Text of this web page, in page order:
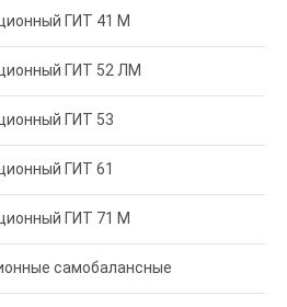
ГИТ 41 М
ГИТ 52 ЛМ
ГИТ 53
ГИТ 61
ГИТ 71 М
самобалансные